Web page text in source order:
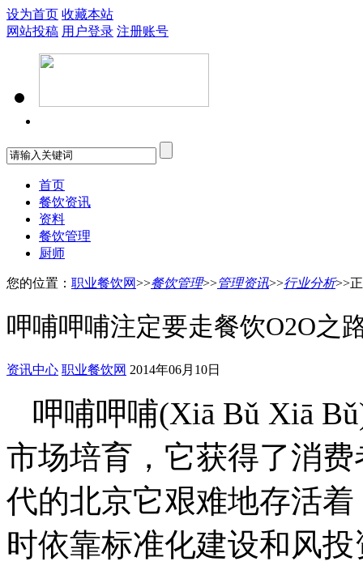
设为首页 收藏本站
网站投稿 用户登录 注册账号
首页
餐饮资讯
资料
餐饮管理
厨师
您的位置： 职业餐饮网>>餐饮管理>>管理资讯>>行业分析>>
呷哺呷哺注定要走餐饮O2O之
资讯中心 职业餐饮网 2014年06月10日
呷哺呷哺(Xiā Bǔ Xiā
市场培育，它获得了消
代的北京它艰难地存活
时依靠标准化建设和风